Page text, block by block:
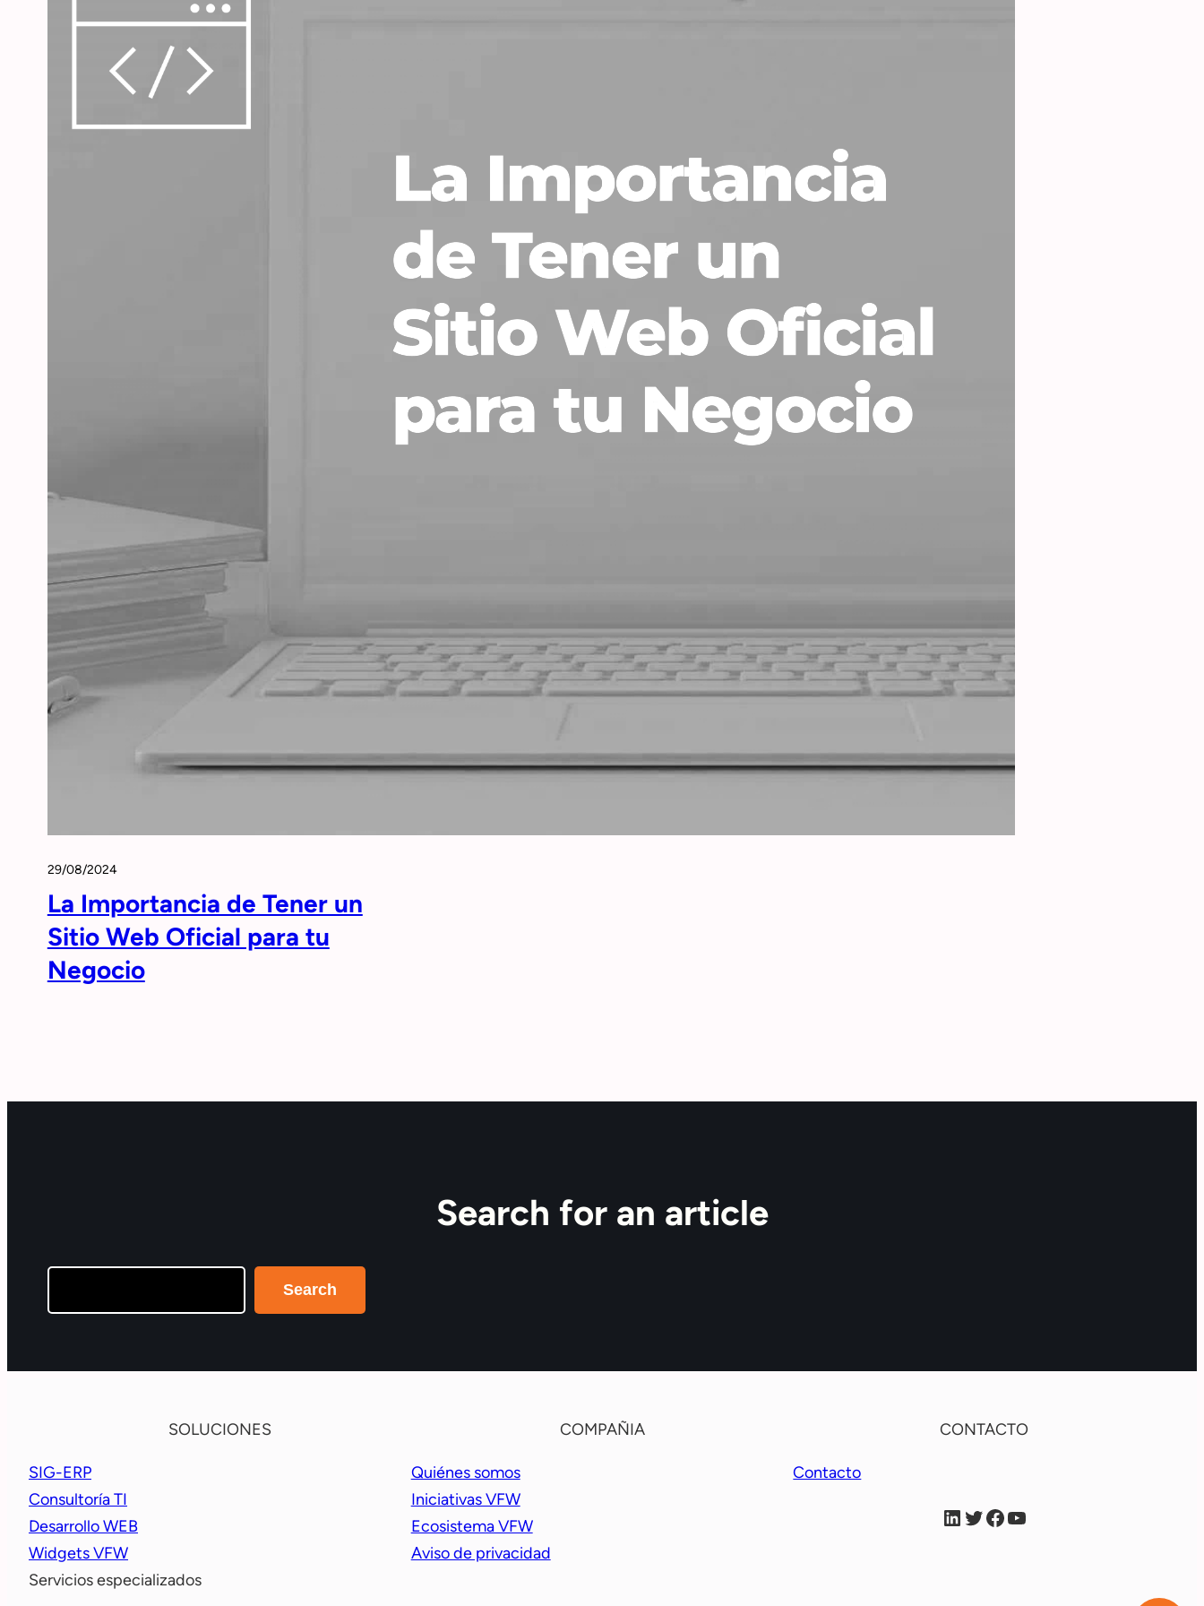
29/08/2024
La Importancia de Tener un
Sitio Web Oficial para tu
Negocio
Search for an article
Search
SOLUCIONES
SIG-ERP
Consultoría TI
Desarrollo WEB
Widgets VFW
Servicios especializados
COMPAÑIA
Quiénes somos
Iniciativas VFW
Ecosistema VFW
Aviso de privacidad
CONTACTO
Contacto
VFW Linkein VFW X VFW Facebook VFW YouTube